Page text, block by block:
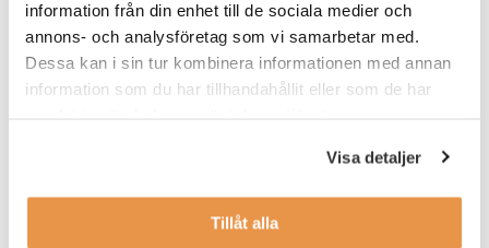
information från din enhet till de sociala medier och
annons- och analysföretag som vi samarbetar med.
Dessa kan i sin tur kombinera informationen med annan
information som du har tillhandahållit eller som de har
Visa detaljer
Tillåt alla
jobboch interimsuppdrag.
Kontakta oss här!
Hanna Flink
Hanna är content manager på Talent Navigation Group